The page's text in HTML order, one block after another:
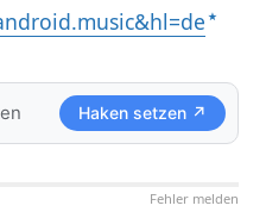
Haken setzen ↗
Fehler melden